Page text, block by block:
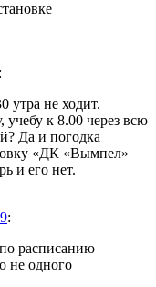
:
утра не ходит.
учебу к 8.00 через всю
Да и погодка
«ДК «Вымпел»
и его нет.
:
расписанию
не одного